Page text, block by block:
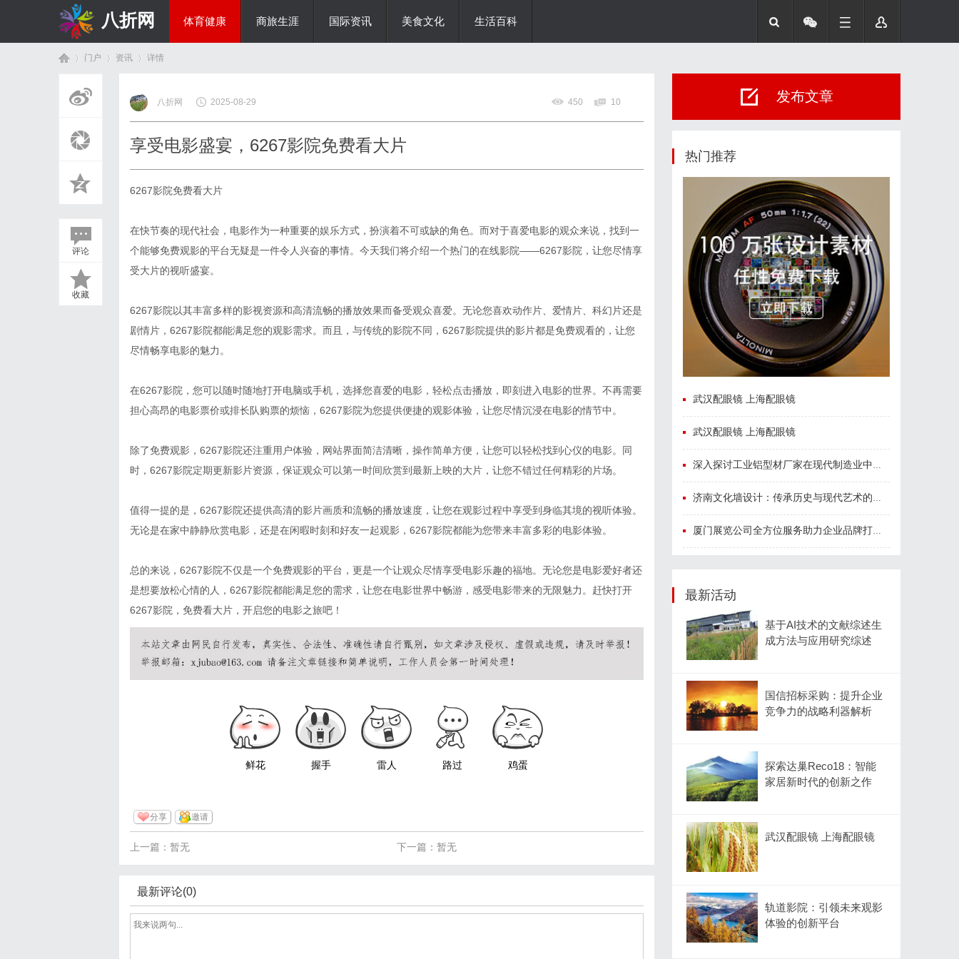
八折网 体育健康 商旅生涯 国际资讯 美食文化 生活百科
门户 资讯
›
详情
评论
收藏
八折网 2025-08-29 450 10
享受电影盛宴，6267影院免费看大片
6267影院免费看大片
在快节奏的现代社会，电影作为一种重要的娱乐方式，扮演着不可或缺的角色。而对于喜爱电影的观众来说，找到一
个能够免费观影的平台无疑是一件令人兴奋的事情。今天我们将介绍一个热门的在线影院——6267影院，让您尽情享
受大片的视听盛宴。
6267影院以其丰富多样的影视资源和高清流畅的播放效果而备受观众喜爱。无论您喜欢动作片、爱情片、科幻片还是
剧情片，6267影院都能满足您的观影需求。而且，与传统的影院不同，6267影院提供的影片都是免费观看的，让您
尽情畅享电影的魅力。
在6267影院，您可以随时随地打开电脑或手机，选择您喜爱的电影，轻松点击播放，即刻进入电影的世界。不再需要
担心高昂的电影票价或排长队购票的烦恼，6267影院为您提供便捷的观影体验，让您尽情沉浸在电影的情节中。
除了免费观影，6267影院还注重用户体验，网站界面简洁清晰，操作简单方便，让您可以轻松找到心仪的电影。同
时，6267影院定期更新影片资源，保证观众可以第一时间欣赏到最新上映的大片，让您不错过任何精彩的片场。
值得一提的是，6267影院还提供高清的影片画质和流畅的播放速度，让您在观影过程中享受到身临其境的视听体验。
无论是在家中静静欣赏电影，还是在闲暇时刻和好友一起观影，6267影院都能为您带来丰富多彩的电影体验。
总的来说，6267影院不仅是一个免费观影的平台，更是一个让观众尽情享受电影乐趣的福地。无论您是电影爱好者还
是想要放松心情的人，6267影院都能满足您的需求，让您在电影世界中畅游，感受电影带来的无限魅力。赶快打开
6267影院，免费看大片，开启您的电影之旅吧！
鲜花 握手 雷人 路过 鸡蛋
分享 邀请
下一篇：暂无
上一篇：暂无
最新评论(0)
发布文章
热门推荐
武汉配眼镜 上海配眼镜
武汉配眼镜 上海配眼镜
深入探讨工业铝型材厂家在现代制造业中的重要角色与发展趋势
济南文化墙设计：传承历史与现代艺术的完美融合
厦门展览公司全方位服务助力企业品牌打造与市场开拓
最新活动
基于AI技术的文献综述生
成方法与应用研究综述
国信招标采购：提升企业
竞争力的战略利器解析
探索达巢Reco18：智能
家居新时代的创新之作
武汉配眼镜 上海配眼镜
轨道影院：引领未来观影
体验的创新平台